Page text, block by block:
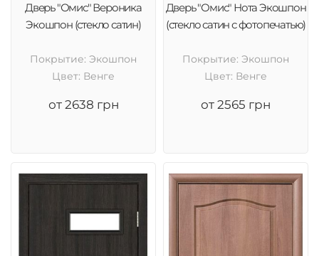
Дверь "Омис" Вероника
Экошпон (стекло сатин)
Покрытие: Экошпон
Цвет: Венге
от 2638 грн
Дверь "Омис" Нота Экошпон
(стекло сатин с фотопечатью)
Покрытие: Экошпон
Цвет: Венге
от 2565 грн